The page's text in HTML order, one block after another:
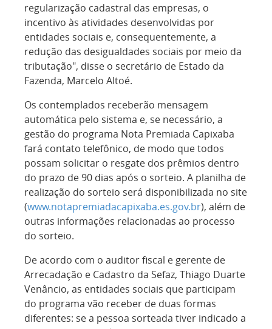
regularização cadastral das empresas, o
incentivo às atividades desenvolvidas por
entidades sociais e, consequentemente, a
redução das desigualdades sociais por meio da
tributação", disse o secretário de Estado da
Fazenda, Marcelo Altoé.
Os contemplados receberão mensagem
automática pelo sistema e, se necessário, a
gestão do programa Nota Premiada Capixaba
fará contato telefônico, de modo que todos
possam solicitar o resgate dos prêmios dentro
do prazo de 90 dias após o sorteio. A planilha de
realização do sorteio será disponibilizada no site
(www.notapremiadacapixaba.es.gov.br), além de
outras informações relacionadas ao processo
do sorteio.
De acordo com o auditor fiscal e gerente de
Arrecadação e Cadastro da Sefaz, Thiago Duarte
Venâncio, as entidades sociais que participam
do programa vão receber de duas formas
diferentes: se a pessoa sorteada tiver indicado a